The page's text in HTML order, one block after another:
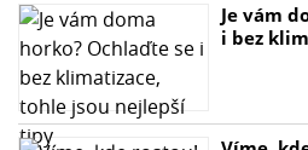
Je vám
i bez